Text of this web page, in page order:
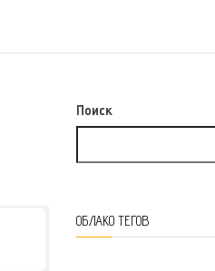
Поиск
ОБЛАКО ТЕГОВ